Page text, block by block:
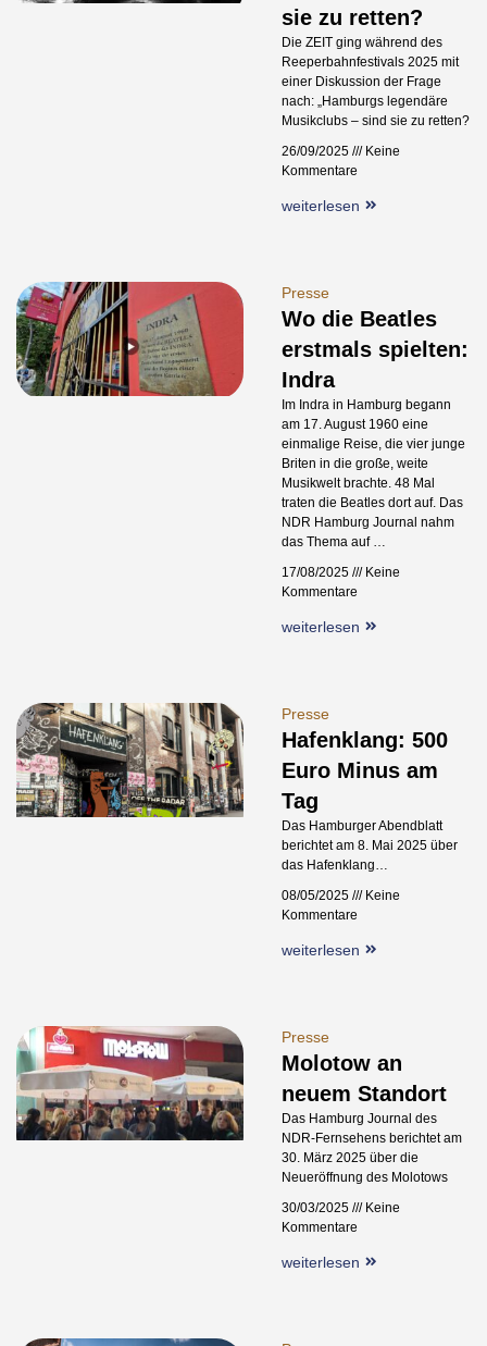
sie zu retten?
Die ZEIT ging während des
Reeperbahnfestivals 2025 mit
einer Diskussion der Frage
nach: „Hamburgs legendäre
Musikclubs – sind sie zu retten?
26/09/2025
Keine
Kommentare
weiterlesen
Presse
Wo die Beatles
erstmals spielten:
Indra
Im Indra in Hamburg begann
am 17. August 1960 eine
einmalige Reise, die vier junge
Briten in die große, weite
Musikwelt brachte. 48 Mal
traten die Beatles dort auf. Das
NDR Hamburg Journal nahm
das Thema auf …
17/08/2025
Keine
Kommentare
weiterlesen
Presse
Hafenklang: 500
Euro Minus am
Tag
Das Hamburger Abendblatt
berichtet am 8. Mai 2025 über
das Hafenklang…
08/05/2025
Keine
Kommentare
weiterlesen
Presse
Molotow an
neuem Standort
Das Hamburg Journal des
NDR-Fernsehens berichtet am
30. März 2025 über die
Neueröffnung des Molotows
30/03/2025
Keine
Kommentare
weiterlesen